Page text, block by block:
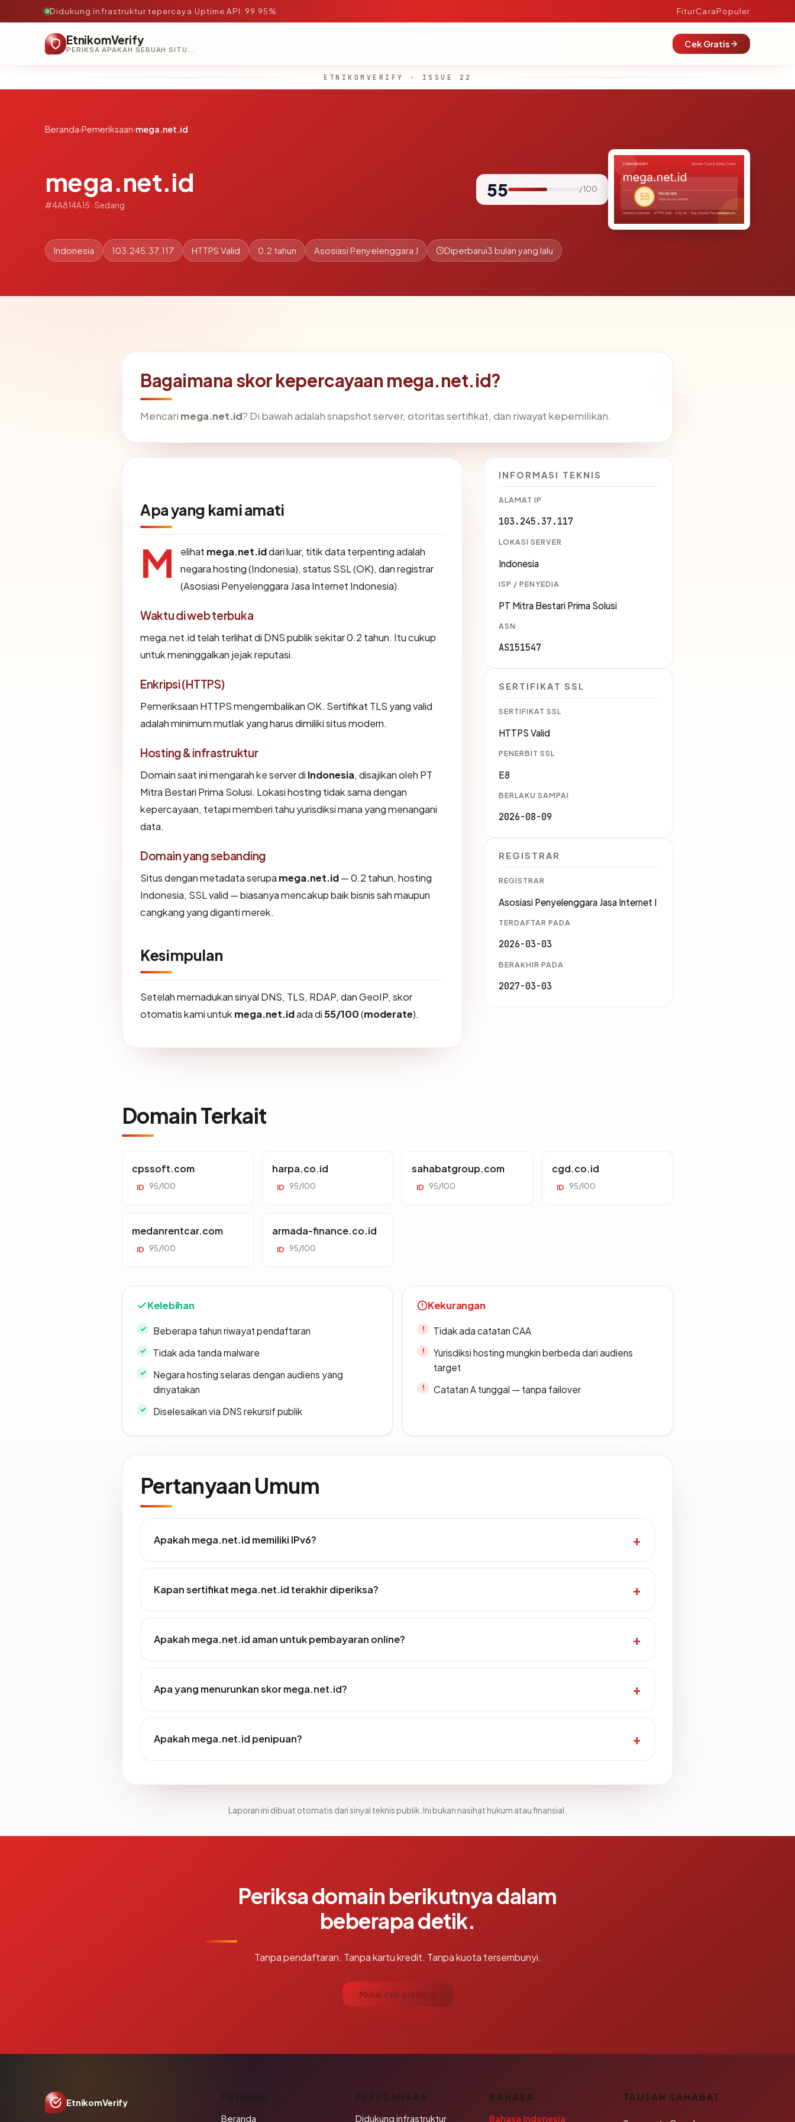
Didukung infrastruktur tepercaya·Uptime API: 99.95% FiturCaraPopuler
EtnikomVerify
PERIKSA APAKAH SEBUAH SITUS AMAN, TEPERCAYA, DAN TERVERIFIKASI DALAM HITUNGAN DETIK.
Cek Gratis
ETNIKOMVERIFY · ISSUE 22
Beranda›Pemeriksaan›mega.net.id
mega.net.id
#4A814A15 · Sedang
55 / 100
Indonesia 103.245.37.117 HTTPS Valid 0.2 tahun Asosiasi Penyelenggara J Diperbarui3 bulan yang lalu
Bagaimana skor kepercayaan mega.net.id?
Mencari mega.net.id? Di bawah adalah snapshot server, otoritas sertifikat, dan riwayat kepemilikan.
Apa yang kami amati
M elihat mega.net.iddari luar, titik data terpenting adalah
negara hosting (Indonesia), status SSL (OK), dan registrar
(Asosiasi Penyelenggara Jasa Internet Indonesia).
Waktu di web terbuka
mega.net.id telah terlihat di DNS publik sekitar 0.2 tahun. Itu cukup
untuk meninggalkan jejak reputasi.
Enkripsi (HTTPS)
Pemeriksaan HTTPS mengembalikan OK. Sertifikat TLS yang valid
adalah minimum mutlak yang harus dimiliki situs modern.
Hosting & infrastruktur
Domain saat ini mengarah ke server di Indonesia, disajikan oleh PT
Mitra Bestari Prima Solusi. Lokasi hosting tidak sama dengan
kepercayaan, tetapi memberi tahu yurisdiksi mana yang menangani
data.
Domain yang sebanding
Situs dengan metadata serupa mega.net.id— 0.2 tahun, hosting
Indonesia, SSL valid — biasanya mencakup baik bisnis sah maupun
cangkang yang diganti merek.
Kesimpulan
Setelah memadukan sinyal DNS, TLS, RDAP, dan GeoIP, skor
otomatis kami untuk mega.net.idada di55/100(moderate).
INFORMASI TEKNIS
ALAMAT IP
103.245.37.117
LOKASI SERVER
Indonesia
ISP / PENYEDIA
PT Mitra Bestari Prima Solusi
ASN
AS151547
SERTIFIKAT SSL
SERTIFIKAT SSL
HTTPS Valid
PENERBIT SSL
E8
BERLAKU SAMPAI
2026-08-09
REGISTRAR
REGISTRAR
Asosiasi Penyelenggara Jasa Internet I
TERDAFTAR PADA
2026-03-03
BERAKHIR PADA
2027-03-03
Domain Terkait
cpssoft.com
ID 95/100
harpa.co.id
ID 95/100
sahabatgroup.com
ID 95/100
cgd.co.id
ID 95/100
medanrentcar.com
ID 95/100
armada-finance.co.id
ID 95/100
Kelebihan
Beberapa tahun riwayat pendaftaran
Tidak ada tanda malware
Negara hosting selaras dengan audiens yang
dinyatakan
Diselesaikan via DNS rekursif publik
Kekurangan
Tidak ada catatan CAA
Yurisdiksi hosting mungkin berbeda dari audiens
target
Catatan A tunggal — tanpa failover
Pertanyaan Umum
Apakah mega.net.id memiliki IPv6?
Kapan sertifikat mega.net.id terakhir diperiksa?
Apakah mega.net.id aman untuk pembayaran online?
Apa yang menurunkan skor mega.net.id?
Apakah mega.net.id penipuan?
Laporan ini dibuat otomatis dari sinyal teknis publik. Ini bukan nasihat hukum atau finansial.
Periksa domain berikutnya dalam
beberapa detik.
Tanpa pendaftaran. Tanpa kartu kredit. Tanpa kuota tersembunyi.
Mulai cek gratis →
EtnikomVerify PRODUK
Beranda
PERUSAHAAN
Didukung infrastruktur
BAHASA
Bahasa Indonesia
TAUTAN SAHABAT